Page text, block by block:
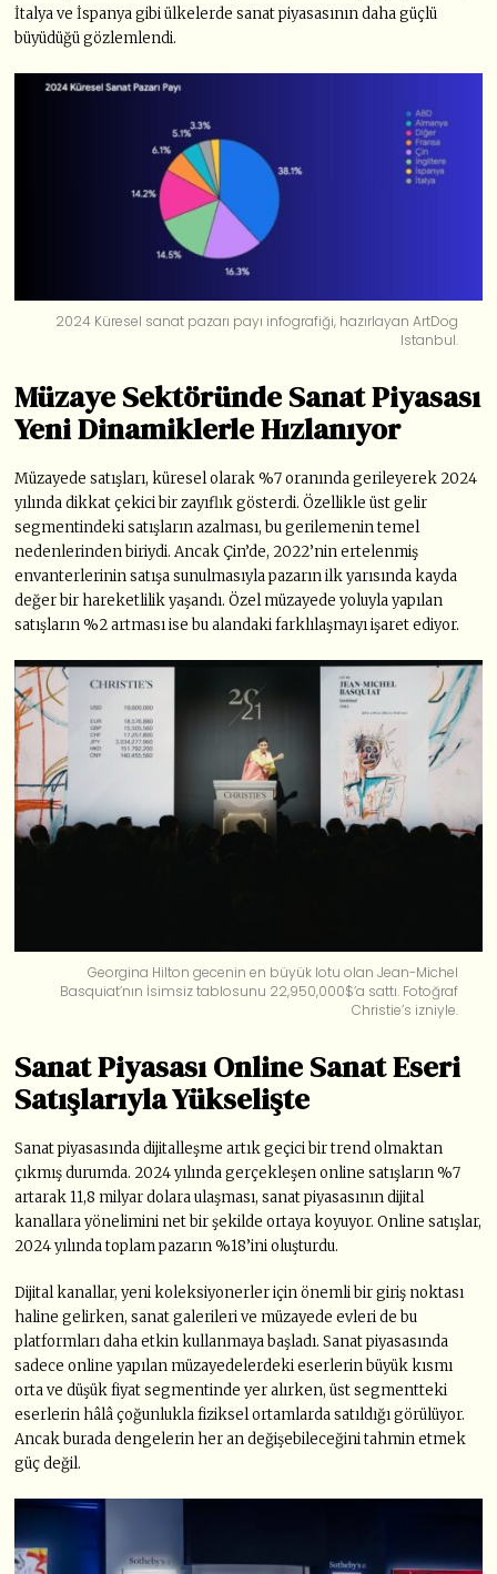
İtalya ve İspanya gibi ülkelerde sanat piyasasının daha güçlü
büyüdüğü gözlemlendi.
2024 Küresel sanat pazarı payı infografiği, hazırlayan ArtDog
Istanbul.
Müzaye Sektöründe Sanat Piyasası
Yeni Dinamiklerle Hızlanıyor
Müzayede satışları, küresel olarak %7 oranında gerileyerek 2024
yılında dikkat çekici bir zayıflık gösterdi. Özellikle üst gelir
segmentindeki satışların azalması, bu gerilemenin temel
nedenlerinden biriydi. Ancak Çin’de, 2022’nin ertelenmiş
envanterlerinin satışa sunulmasıyla pazarın ilk yarısında kayda
değer bir hareketlilik yaşandı. Özel müzayede yoluyla yapılan
satışların %2 artması ise bu alandaki farklılaşmayı işaret ediyor.
Georgina Hilton gecenin en büyük lotu olan Jean-Michel
Basquiat’nın İsimsiz tablosunu 22,950,000$’a sattı. Fotoğraf
Christie’s izniyle.
Sanat Piyasası Online Sanat Eseri
Satışlarıyla Yükselişte
Sanat piyasasında dijitalleşme artık geçici bir trend olmaktan
çıkmış durumda. 2024 yılında gerçekleşen online satışların %7
artarak 11,8 milyar dolara ulaşması, sanat piyasasının dijital
kanallara yönelimini net bir şekilde ortaya koyuyor. Online satışlar,
2024 yılında toplam pazarın %18’ini oluşturdu.
Dijital kanallar, yeni koleksiyonerler için önemli bir giriş noktası
haline gelirken, sanat galerileri ve müzayede evleri de bu
platformları daha etkin kullanmaya başladı. Sanat piyasasında
sadece online yapılan müzayedelerdeki eserlerin büyük kısmı
orta ve düşük fiyat segmentinde yer alırken, üst segmentteki
eserlerin hâlâ çoğunlukla fiziksel ortamlarda satıldığı görülüyor.
Ancak burada dengelerin her an değişebileceğini tahmin etmek
güç değil.